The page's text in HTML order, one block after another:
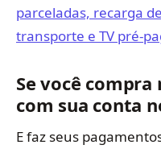
parceladas, recarga
transporte e TV pré-
Se você
com sua conta
E faz seus